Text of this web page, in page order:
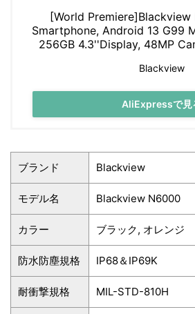
[World
Smartphone, Android 13 G99
256GB 4.3''Display, 48MP
Blackview
AliExpressで見
ブランド Blackview
モデル名 Blackview N6000
カラー ブラック, オレンジ
防水防塵規格 IP68＆IP69K
耐衝撃規格 MIL-STD-810H